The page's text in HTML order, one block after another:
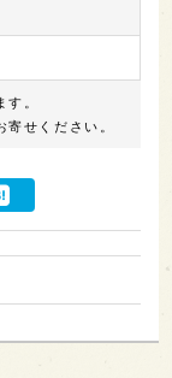
。
寄せください。